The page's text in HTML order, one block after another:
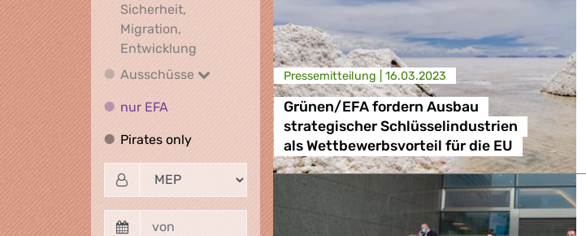
Sicherheit,
Migration,
Entwicklung Internationales, Aussenpolitik, Sicherheit, Migration, Entwicklung
Ausschüsse
Ausschüsse
nur EFA
Pirates onlyPirates only
Presse­mitteilung | 16.03.2023
Grünen/EFA fordern Ausbau
strategischer Schlüsselindustrien
als Wettbewerbsvorteil für die EU